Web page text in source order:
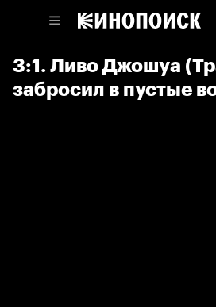
3:1. Ливо Джошуа
забросил в пустые